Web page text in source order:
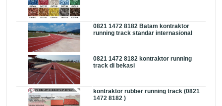
0821 1472 8182 Batam kontraktor
running track standar internasional
0821 1472 8182 kontraktor running
track di bekasi
kontraktor rubber running track (0821
1472 8182 )